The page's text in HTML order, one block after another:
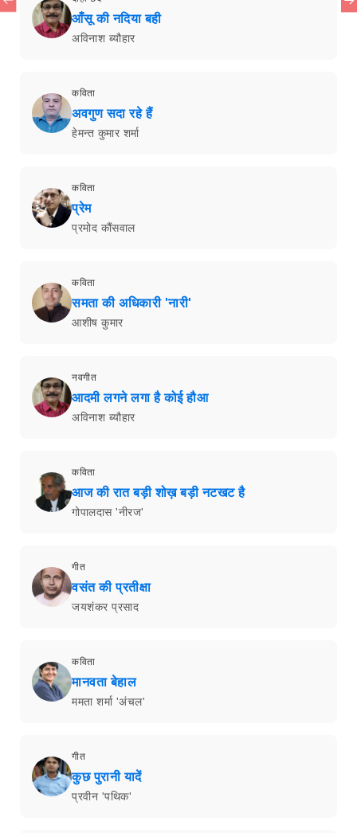
आँसू की नदिया बही
अविनाश ब्यौहार
कविता
अवगुण सदा रहे हैं
हेमन्त कुमार शर्मा
कविता
प्रेम
प्रमोद कौंसवाल
कविता
समता की अधिकारी 'नारी'
आशीष कुमार
नवगीत
आदमी लगने लगा है कोई हौआ
अविनाश ब्यौहार
कविता
आज की रात बड़ी शोख़ बड़ी नटखट है
गोपालदास 'नीरज'
गीत
वसंत की प्रतीक्षा
जयशंकर प्रसाद
कविता
मानवता बेहाल
ममता शर्मा 'अंचल'
गीत
कुछ पुरानी यादें
प्रवीन 'पथिक'